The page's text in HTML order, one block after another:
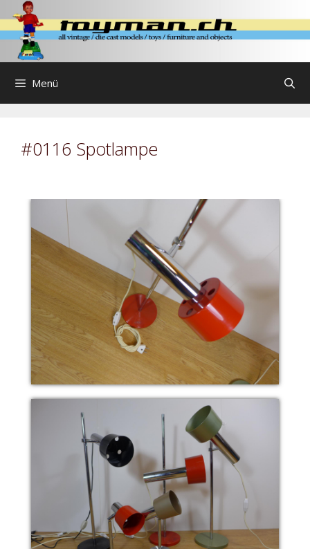
Zum
Inhalt
springen
Menü
#0116 Spotlampe